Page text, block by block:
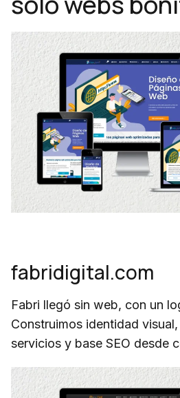
fabridigital.com
Fabri llegó sin web, con un
Construimos identidad
servicios y base SEO desde